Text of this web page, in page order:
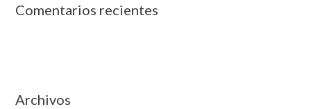
Comentarios recientes
Archivos